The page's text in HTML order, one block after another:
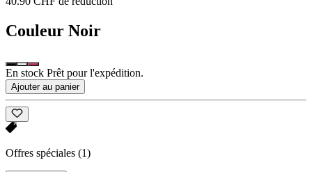
Couleur Noir
En stock Prêt pour l'expédition.
Ajouter au panier
Offres spéciales (1)